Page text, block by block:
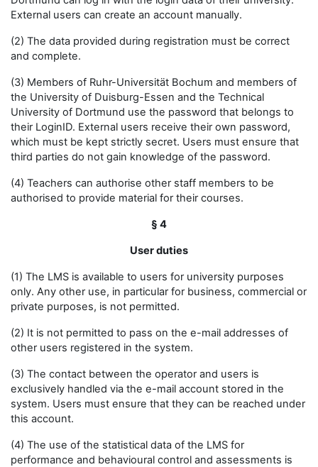
External users can create an account manually.
(2) The data provided during registration must be correct
and complete.
(3) Members of Ruhr-Universität Bochum and members of
the University of Duisburg-Essen and the Technical
University of Dortmund use the password that belongs to
their LoginID. External users receive their own password,
which must be kept strictly secret. Users must ensure that
third parties do not gain knowledge of the password.
(4) Teachers can authorise other staff members to be
authorised to provide material for their courses.
§ 4
User duties
(1) The LMS is available to users for university purposes
only. Any other use, in particular for business, commercial or
private purposes, is not permitted.
(2) It is not permitted to pass on the e-mail addresses of
other users registered in the system.
(3) The contact between the operator and users is
exclusively handled via the e-mail account stored in the
system. Users must ensure that they can be reached under
this account.
(4) The use of the statistical data of the LMS for
performance and behavioural control and assessments is